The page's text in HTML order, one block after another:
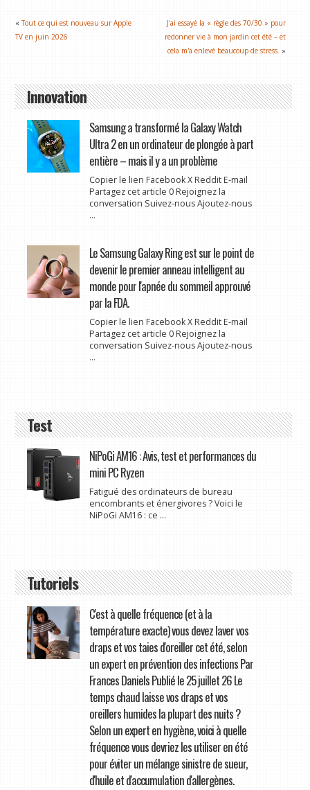
«Tout ce qui est nouveau sur Apple
TV en juin 2026
J'ai essayé la « règle des 70/30 » pour
redonner vie à mon jardin cet été – et
cela m'a enlevé beaucoup de stress. »
Innovation
Samsung a transformé la Galaxy Watch
Ultra 2 en un ordinateur de plongée à part
entière – mais il y a un problème
Copier le lien Facebook X Reddit E-mail
Partagez cet article 0 Rejoignez la
conversation Suivez-nous Ajoutez-nous
...
Le Samsung Galaxy Ring est sur le point de
devenir le premier anneau intelligent au
monde pour l'apnée du sommeil approuvé
par la FDA.
Copier le lien Facebook X Reddit E-mail
Partagez cet article 0 Rejoignez la
conversation Suivez-nous Ajoutez-nous
...
Test
NiPoGi AM16 : Avis, test et performances du
mini PC Ryzen
Fatigué des ordinateurs de bureau
encombrants et énergivores ? Voici le
NiPoGi AM16 : ce ...
Tutoriels
C'est à quelle fréquence (et à la
température exacte) vous devez laver vos
draps et vos taies d'oreiller cet été, selon
un expert en prévention des infections Par
Frances Daniels Publié le 25 juillet 26 Le
temps chaud laisse vos draps et vos
oreillers humides la plupart des nuits ?
Selon un expert en hygiène, voici à quelle
fréquence vous devriez les utiliser en été
pour éviter un mélange sinistre de sueur,
d'huile et d'accumulation d'allergènes.